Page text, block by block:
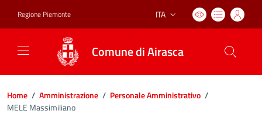
Regione Piemonte Lingua attiva:
ITA
Comune di Airasca
Home / Amministrazione / Personale Amministrativo /
MELE Massimiliano